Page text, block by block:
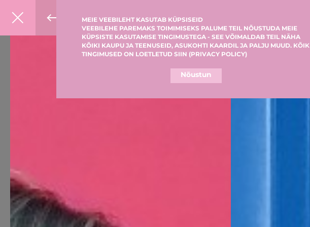
MEIE VEEBILEHT KASUTAB KÜPSISEID
VEEBILEHE PAREMAKS TOIMIMISEKS PALUME TEIL NÕUSTUDA MEIE
KÜPSISTE KASUTAMISE TINGIMUSTEGA - SEE VÕIMALDAB TEIL NÄHA
KÕIKI KAUPU JA TEENUSEID, ASUKOHTI KAARDIL JA PALJU MUUD. KÕIK
TINGIMUSED ON LOETLETUD SIIN (PRIVACY POLICY)
Nõustun
G×BAR MENÜÜ